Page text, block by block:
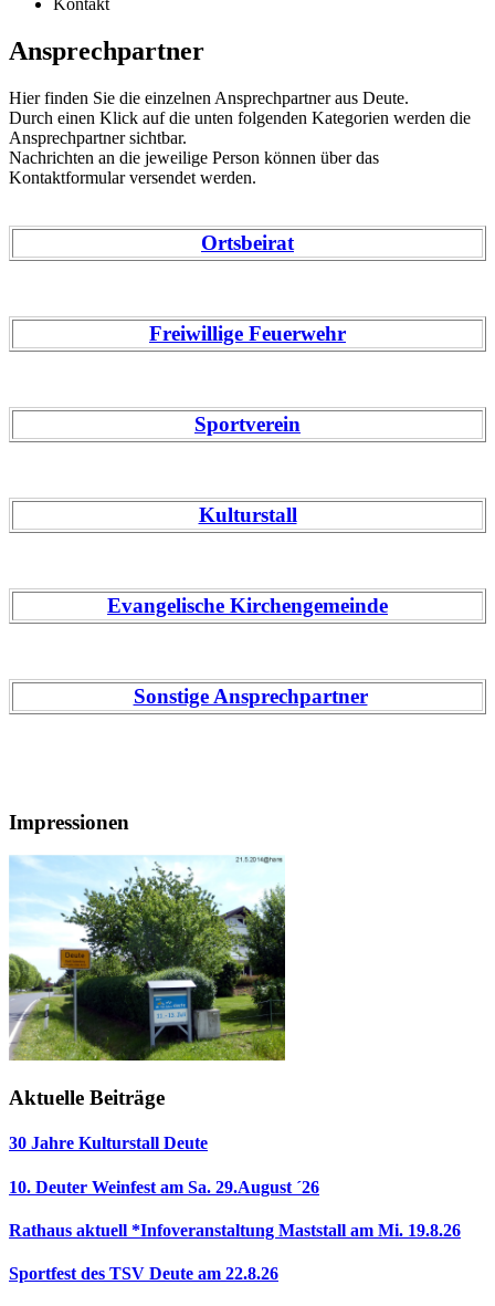
Kontakt
Ansprechpartner
Hier finden Sie die einzelnen Ansprechpartner aus Deute.
Durch einen Klick auf die unten folgenden Kategorien werden die
Ansprechpartner sichtbar.
Nachrichten an die jeweilige Person können über das
Kontaktformular versendet werden.
Ortsbeirat
Freiwillige Feuerwehr
Sportverein
Kulturstall
Evangelische Kirchengemeinde
Sonstige Ansprechpartner
Impressionen
Aktuelle Beiträge
30 Jahre Kulturstall Deute
10. Deuter Weinfest am Sa. 29.August ´26
Rathaus aktuell *Infoveranstaltung Maststall am Mi. 19.8.26
Sportfest des TSV Deute am 22.8.26